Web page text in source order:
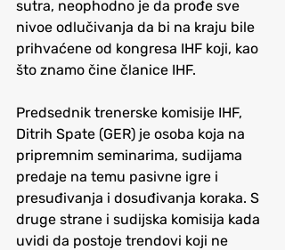
sutra, neophodno je da prođe sve
nivoe odlučivanja da bi na kraju bile
prihvaćene od kongresa IHF koji, kao
što znamo čine članice IHF.
Predsednik trenerske komisije IHF,
Ditrih Spate (GER) je osoba koja na
pripremnim seminarima, sudijama
predaje na temu pasivne igre i
presuđivanja i dosuđivanja koraka. S
druge strane i sudijska komisija kada
uvidi da postoje trendovi koji ne